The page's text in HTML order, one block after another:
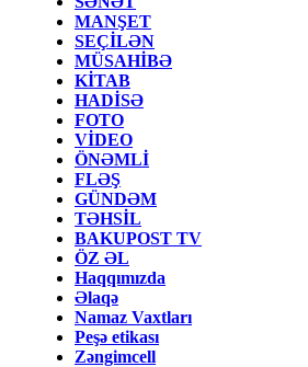
MANŞET
SEÇİLƏN
MÜSAHİBƏ
KİTAB
HADİSƏ
FOTO
VİDEO
ÖNƏMLİ
FLƏŞ
GÜNDƏM
TƏHSİL
BAKUPOST TV
ÖZ ƏL
Haqqımızda
Əlaqə
Namaz Vaxtları
Peşə etikası
Zəngimcell